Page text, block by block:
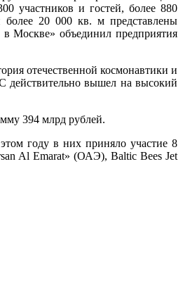
участников и гостей, более 880
20 000 кв. м представлены
Москве» объединил предприятия
отечественной космонавтики и
действительно вышел на высокий
394 млрд рублей.
году в них приняло участие 8
Al Emarat» (ОАЭ), Baltic Bees Jet